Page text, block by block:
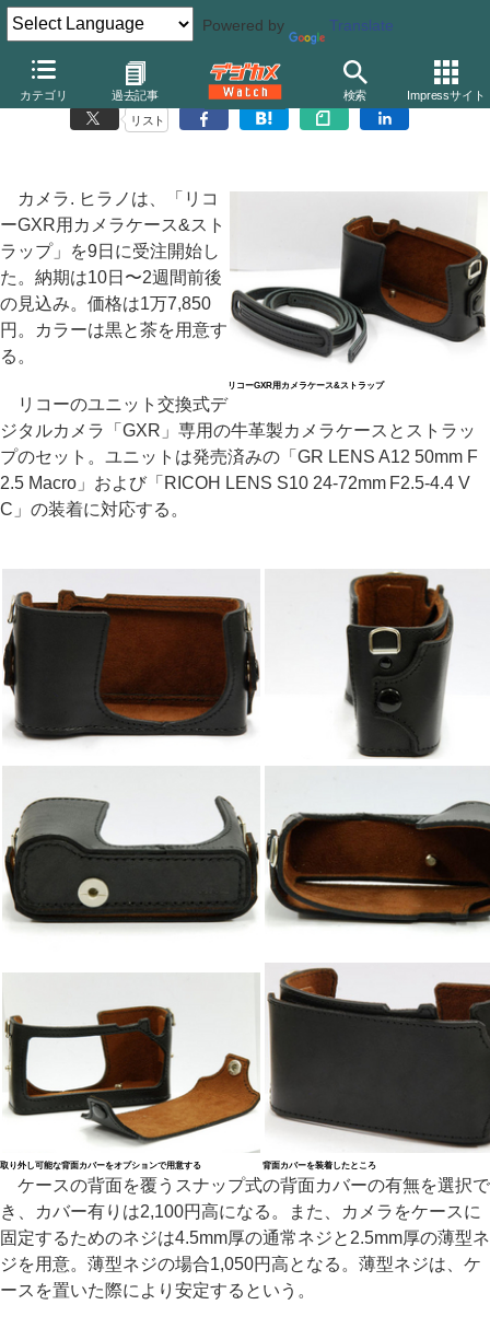
Powered by Translate
カテゴリ 過去記事 検索 Impressサイト
カメラ. ヒラノ、リコー「GXR」用の牛革製ケース
リスト
リコーGXR用カメラケース&ストラップ
カメラ. ヒラノは、「リコ
ーGXR用カメラケース&スト
ラップ」を9日に受注開始し
た。納期は10日〜2週間前後
の見込み。価格は1万7,850
円。カラーは黒と茶を用意す
る。
リコーのユニット交換式デ
ジタルカメラ「GXR」専用の牛革製カメラケースとストラッ
プのセット。ユニットは発売済みの「GR LENS A12 50mm F
2.5 Macro」および「RICOH LENS S10 24-72mm F2.5-4.4 V
C」の装着に対応する。
取り外し可能な背面カバーをオプションで用意する 背面カバーを装着したところ
ケースの背面を覆うスナップ式の背面カバーの有無を選択で
き、カバー有りは2,100円高になる。また、カメラをケースに
固定するためのネジは4.5mm厚の通常ネジと2.5mm厚の薄型ネ
ジを用意。薄型ネジの場合1,050円高となる。薄型ネジは、ケ
ースを置いた際により安定するという。